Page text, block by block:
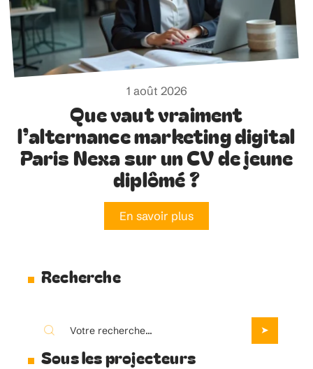
1 août 2026
Que vaut vraiment
l’alternance marketing digital
Paris Nexa sur un CV de jeune
diplômé ?
En savoir plus
Recherche
Sous les projecteurs